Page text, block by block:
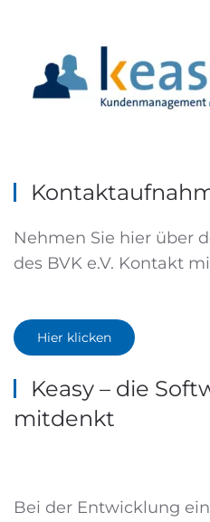
Nehmen Sie hier über
des BVK e.V. Kontakt
Hier klicken
Keasy – die
mitdenkt
Bei der Entwicklung